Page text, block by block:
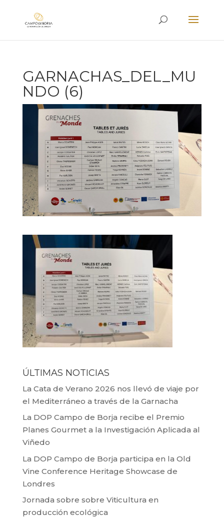
GARNACHAS_DEL_MU
NDO (6)
ÚLTIMAS NOTICIAS
La Cata de Verano 2026 nos llevó de viaje por
el Mediterráneo a través de la Garnacha
La DOP Campo de Borja recibe el Premio
Planes Gourmet a la Investigación Aplicada al
Viñedo
La DOP Campo de Borja participa en la Old
Vine Conference Heritage Showcase de
Londres
Jornada sobre sobre Viticultura en
producción ecológica